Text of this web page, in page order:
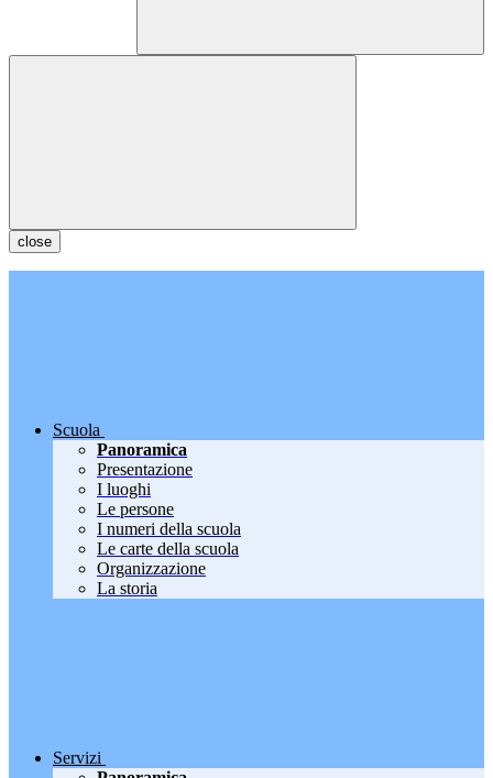
close
Scuola
Panoramica
Presentazione
I luoghi
Le persone
I numeri della scuola
Le carte della scuola
Organizzazione
La storia
Servizi